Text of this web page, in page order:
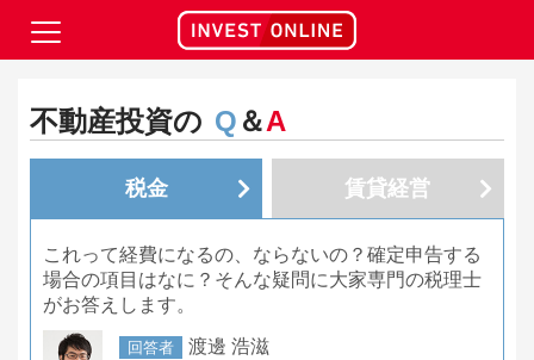
不動産投資の Q ＆A
税金 賃貸経営
これって経費になるの、ならないの？確定申告する
場合の項目はなに？そんな疑問に大家専門の税理士
がお答えします。
回答者 渡邊 浩滋